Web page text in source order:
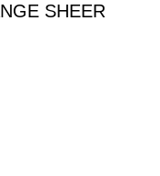
SHEER